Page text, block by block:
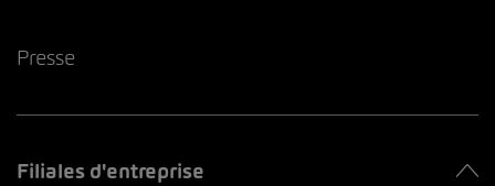
Presse
Filiales d'entreprise